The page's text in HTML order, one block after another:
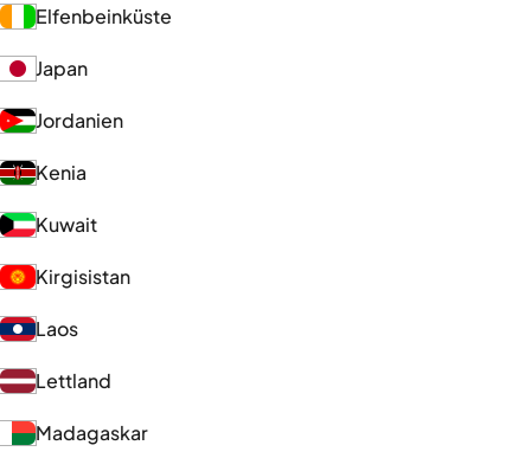
Elfenbeinküste
Japan
Jordanien
Kenia
Kuwait
Kirgisistan
Laos
Lettland
Madagaskar